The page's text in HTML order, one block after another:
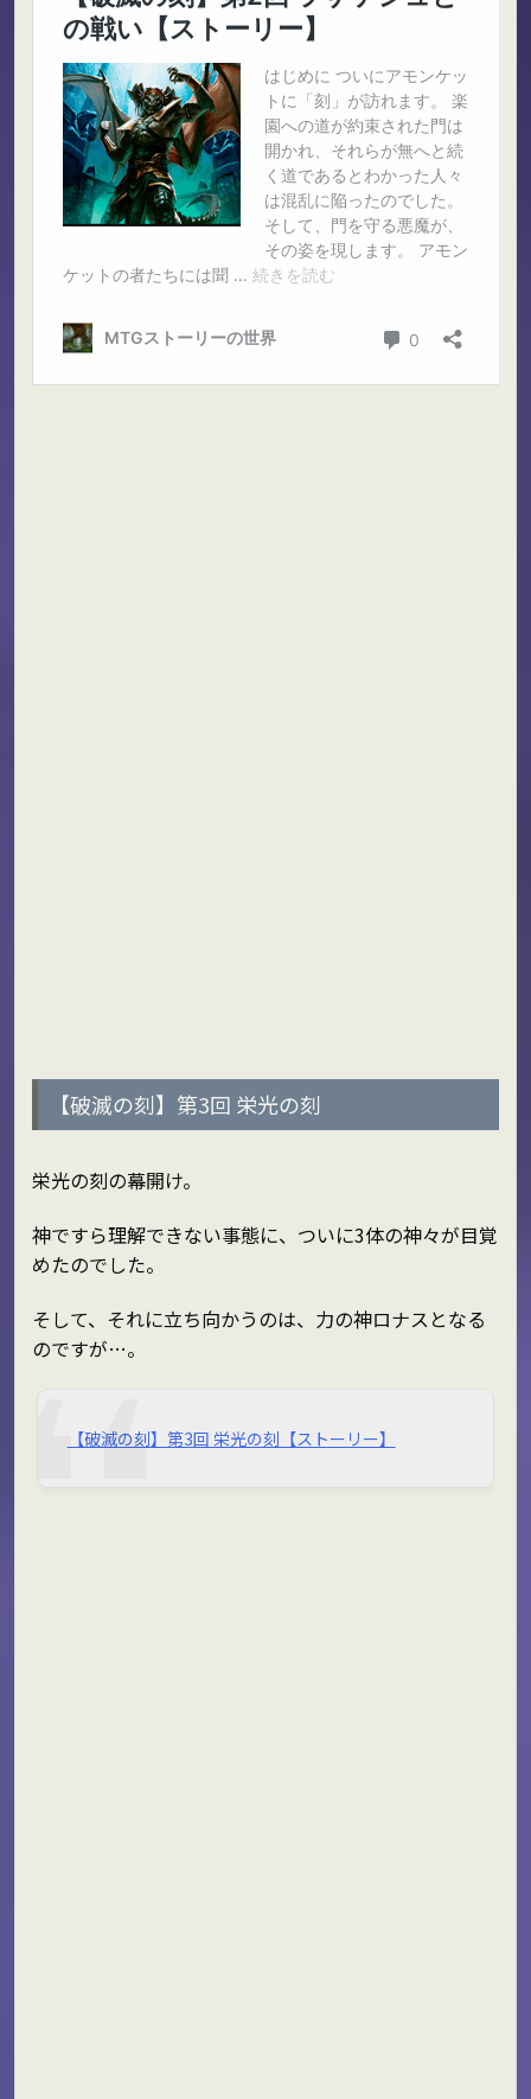
【破滅の刻】第3回 栄光の刻
栄光の刻の幕開け。
神ですら理解できない事態に、ついに3体の神々が目覚
めたのでした。
そして、それに立ち向かうのは、力の神ロナスとなる
のですが…。
【破滅の刻】第3回 栄光の刻【ストーリー】